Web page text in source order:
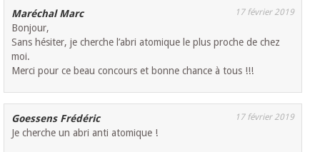
Maréchal Marc 17 février 2019
Bonjour,
Sans hésiter, je cherche l’abri atomique le plus proche de chez
moi.
Merci pour ce beau concours et bonne chance à tous !!!
Goessens Frédéric 17 février 2019
Je cherche un abri anti atomique !